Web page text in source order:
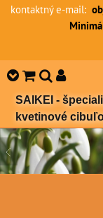
kontaktný e-mail:
Minimálna
SAIKEI -
kvetinové